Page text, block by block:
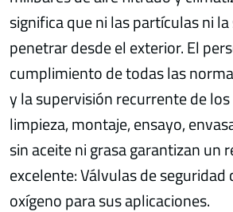
significa que ni las partículas ni
penetrar desde el exterior. El
cumplimiento de todas las
y la supervisión recurrente de
limpieza, montaje, ensayo,
sin aceite ni grasa garantizan un
excelente: Válvulas de
oxígeno para sus aplicaciones.